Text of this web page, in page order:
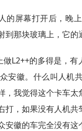
的屏幕打开后，晚
那块玻璃上，它的
L2++的多得是，
安徽。什么叫人机
，我觉得这个卡车
打，如果没有人机
安徽的车完全没有